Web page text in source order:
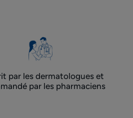
par les dermatologues ​et
par les pharmaciens